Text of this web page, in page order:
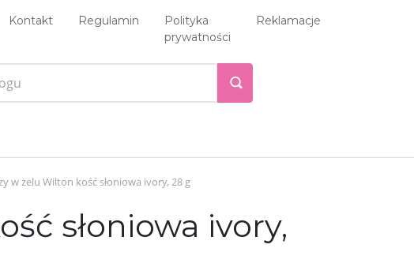
Kontakt Regulamin
Polityka
prywatności
Reklamacje
w żelu Wilton kość słoniowa ivory, 28 g
słoniowa ivory,